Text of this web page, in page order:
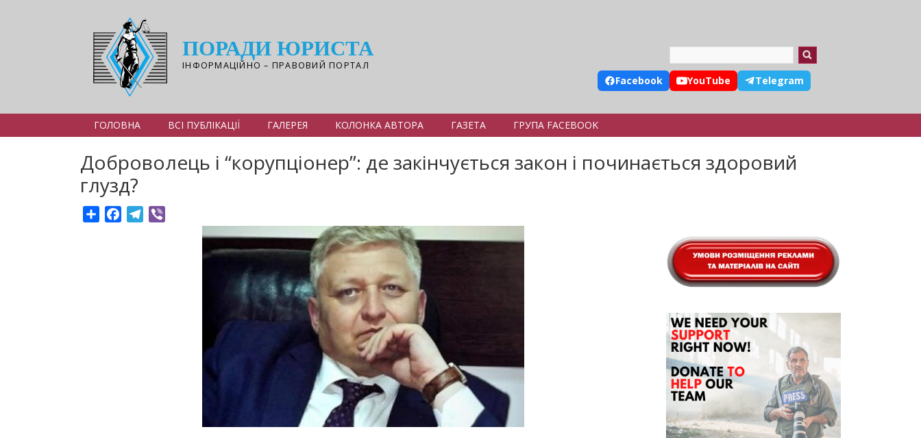
ПОРАДИ ЮРИСТА
ІНФОРМАЦІЙНО – ПРАВОВИЙ ПОРТАЛ
Facebook YouTube Telegram
ГОЛОВНА ВСІ ПУБЛІКАЦІЇ ГАЛЕРЕЯ КОЛОНКА АВТОРА ГАЗЕТА ГРУПА FACEBOOK
Доброволець і “корупціонер”: де закінчується закон і починається здоровий
глузд?
ShareFacebookTelegram